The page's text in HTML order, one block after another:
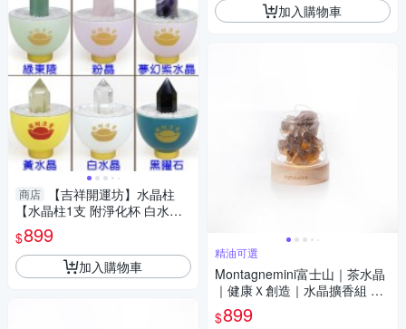
商店
【吉祥開運坊】水晶柱
【水晶柱1支 附淨化杯 白水晶
碎石 多款可供選擇】淨化 擇日
$899
加入購物車
加入購物車
精油可選
Montagnemini富士山｜茶水晶
｜健康Ｘ創造｜水晶擴香組 精
油可選
$899